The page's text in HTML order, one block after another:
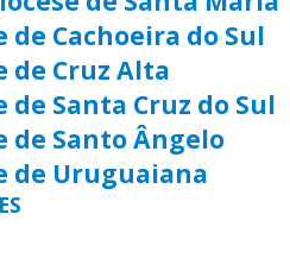
de Cachoeira do Sul
de Cruz Alta
de Santa Cruz do Sul
de Santo Ângelo
de Uruguaiana